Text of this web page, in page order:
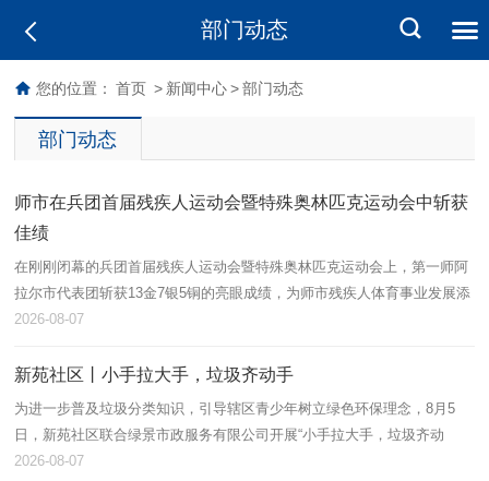
部门动态
您的位置： 首页 > 新闻中心 > 部门动态
部门动态
师市在兵团首届残疾人运动会暨特殊奥林匹克运动会中斩获
佳绩
在刚刚闭幕的兵团首届残疾人运动会暨特殊奥林匹克运动会上，第一师阿
拉尔市代表团斩获13金7银5铜的亮眼成绩，为师市残疾人体育事业发展添
上浓墨重彩的一笔。
2026-08-07
新苑社区丨小手拉大手，垃圾齐动手
为进一步普及垃圾分类知识，引导辖区青少年树立绿色环保理念，8月5
日，新苑社区联合绿景市政服务有限公司开展“小手拉大手，垃圾齐动
手”垃圾分类主题宣讲活动，辖区60余名青少年及家长积极参与。
2026-08-07